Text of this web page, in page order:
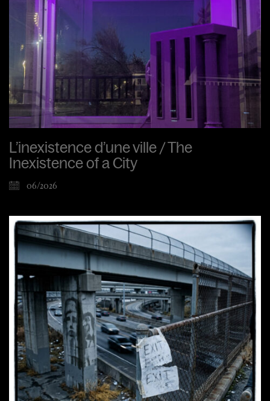
L’inexistence d’une ville / The
Inexistence of a City
06/2026